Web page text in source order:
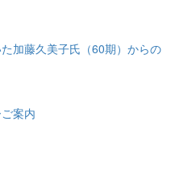
加藤久美子氏（60期）からの
案内